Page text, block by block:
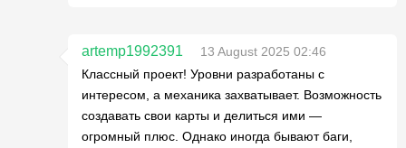
artemp1992391
13 August 2025 02:46
Классный проект! Уровни разработаны с
интересом, а механика захватывает. Возможность
создавать свои карты и делиться ими —
огромный плюс. Однако иногда бывают баги,